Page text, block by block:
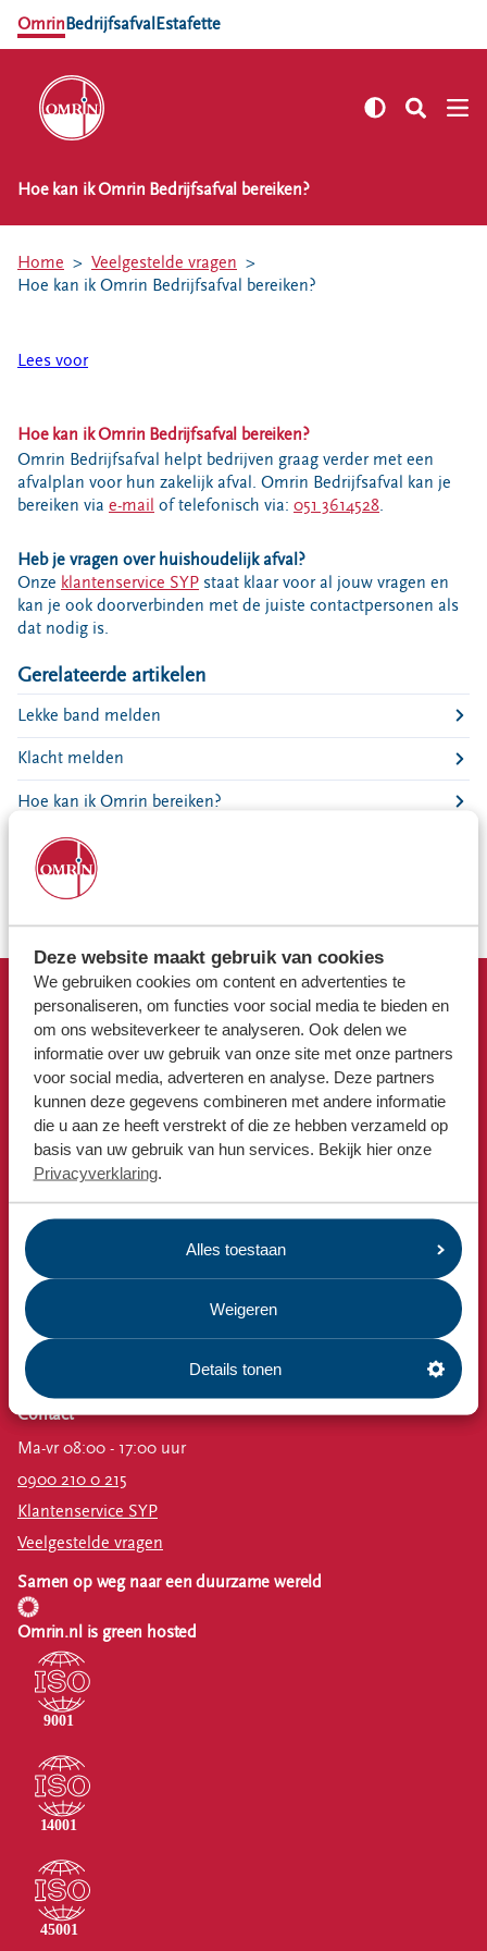
Deze website maakt gebruik van cookies
We gebruiken cookies om content en advertenties te
personaliseren, om functies voor social media te bieden en
om ons websiteverkeer te analyseren. Ook delen we
informatie over uw gebruik van onze site met onze partners
voor social media, adverteren en analyse. Deze partners
kunnen deze gegevens combineren met andere informatie
die u aan ze heeft verstrekt of die ze hebben verzameld op
basis van uw gebruik van hun services. Bekijk hier onze
Privacyverklaring.
Alles toestaan
Weigeren
Details tonen
OmrinBedrijfsafval Estafette
NL EN
Afvalkalender
Milieustraten
Kringloopspullen
Afval aanmelden
Bouwcontainer huren
Nieuws
Ontdek Omrin
Over Omrin
Hier werken we aan
Ecopark De Wierde
Reststoffen Energie Centrale
Storing, klacht of vraag
Klantenservice SYP
Pers
Locaties
Werken bij
Voor gemeenten
Voor leveranciers en bezoekers
Hoe kan ik Omrin Bedrijfsafval bereiken?
Home
Veelgestelde vragen
Hoe kan ik Omrin Bedrijfsafval bereiken?
Lees voor
Hoe kan ik Omrin Bedrijfsafval bereiken?
Omrin Bedrijfsafval helpt bedrijven graag verder met een
afvalplan voor hun zakelijk afval. Omrin Bedrijfsafval kan je
bereiken via e-mail of telefonisch via: 051 3614528.
Heb je vragen over huishoudelijk afval?
Onze klantenservice SYP staat klaar voor al jouw vragen en
kan je ook doorverbinden met de juiste contactpersonen als
dat nodig is.
Gerelateerde artikelen
Lekke band melden
Klacht melden
Hoe kan ik Omrin bereiken?
Hoe kan ik contact opnemen met Estafette recyclewinkels?
Waarom komen jullie langs? Omrin belt aan
Snel naar
Afvalkalender
Omrin Afvalapp
Milieustraat
Afspraak milieustraat
Afval aanmelden
Bekijk ook
Nieuws
Emissiecijfers
Omrin Bedrijfsafval
Estafette recyclewinkels
Vacatures
Contact
Ma-vr 08:00 - 17:00 uur
0900 210 0 215
Klantenservice SYP
Veelgestelde vragen
Samen op weg naar een duurzame wereld
Omrin.nl is green hosted